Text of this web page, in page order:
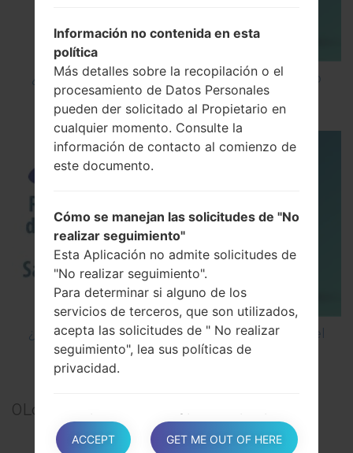
¿Cómo instalar Firmware Oficial en el teléfono
inteligente de Samsung mediante Odin?
¿Cómo restablecer datos de fábrica a través del
menú en Samsung Galaxy J3 SM-J330F?
0Los comentarios
Información no contenida en esta
política
Más detalles sobre la recopilación o el
procesamiento de Datos Personales
pueden der solicitado al Propietario en
cualquier momento. Consulte la
información de contacto al comienzo de
este documento.
Cómo se manejan las solicitudes de "No
realizar seguimiento"
Esta Aplicación no admite solicitudes de
"No realizar seguimiento".
Para determinar si alguno de los
servicios de terceros, que son utilizados,
acepta las solicitudes de " No realizar
seguimiento", lea sus políticas de
privacidad.
Cambios en esta política de privacidad
El Propietario tiene derecho de realizar
ACCEPT GET ME OUT OF HERE